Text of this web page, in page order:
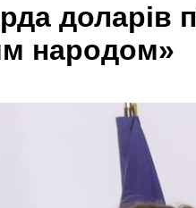
доларів
народом»